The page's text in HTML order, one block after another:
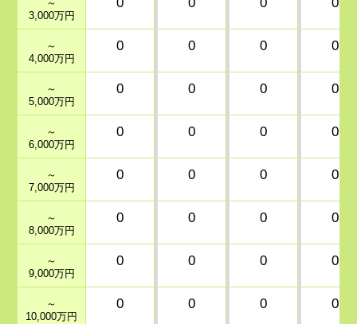
～
3,000万円
～
4,000万円
～
5,000万円
～
6,000万円
～
7,000万円
～
8,000万円
～
9,000万円
～
10,000万円
0
0
0
0
0
0
0
0
0
0
0
0
0
0
0
0
0
0
0
0
0
0
0
0
0
0
0
0
0
0
0
0